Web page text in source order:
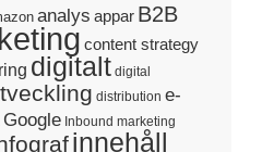
analys appar B2B
content strategy
digitalt digital
distribution e-
Google Inbound marketing
innehåll